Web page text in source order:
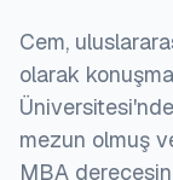
Cem,
olarak
mezun olmuş
MBA